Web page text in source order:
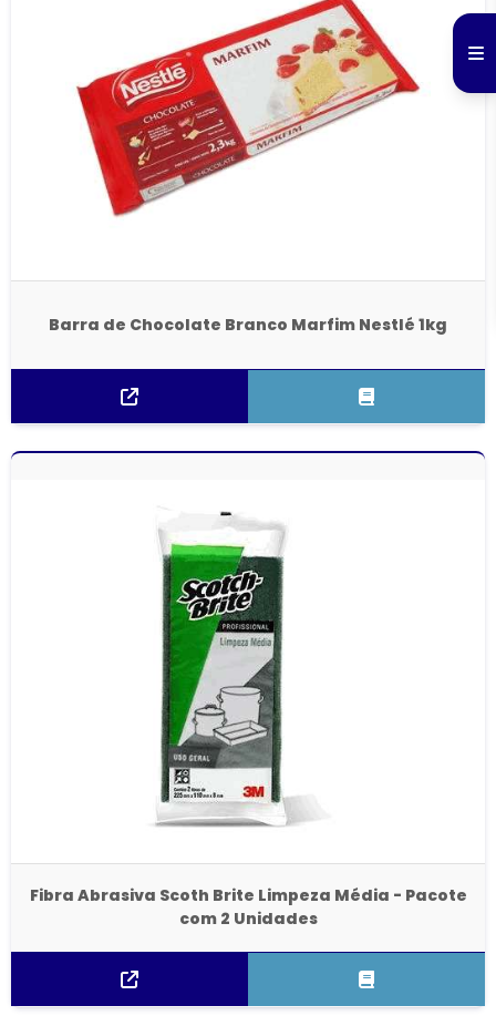
Barra de Chocolate Branco Marfim Nestlé 1kg
Fibra Abrasiva Scoth Brite Limpeza Média - Pacote
com 2 Unidades